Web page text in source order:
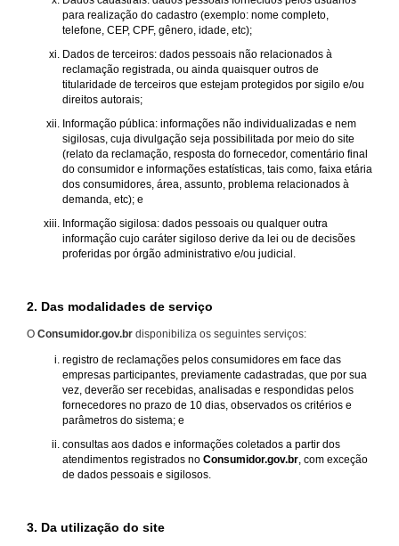
para realização do cadastro (exemplo: nome completo,
telefone, CEP, CPF, gênero, idade, etc);
Dados de terceiros: dados pessoais não relacionados à
reclamação registrada, ou ainda quaisquer outros de
titularidade de terceiros que estejam protegidos por sigilo e/ou
direitos autorais;
Informação pública: informações não individualizadas e nem
sigilosas, cuja divulgação seja possibilitada por meio do site
(relato da reclamação, resposta do fornecedor, comentário final
do consumidor e informações estatísticas, tais como, faixa etária
dos consumidores, área, assunto, problema relacionados à
demanda, etc); e
Informação sigilosa: dados pessoais ou qualquer outra
informação cujo caráter sigiloso derive da lei ou de decisões
proferidas por órgão administrativo e/ou judicial.
2. Das modalidades de serviço
O Consumidor.gov.br disponibiliza os seguintes serviços:
registro de reclamações pelos consumidores em face das
empresas participantes, previamente cadastradas, que por sua
vez, deverão ser recebidas, analisadas e respondidas pelos
fornecedores no prazo de 10 dias, observados os critérios e
parâmetros do sistema; e
consultas aos dados e informações coletados a partir dos
atendimentos registrados no Consumidor.gov.br , com exceção
de dados pessoais e sigilosos.
3. Da utilização do site